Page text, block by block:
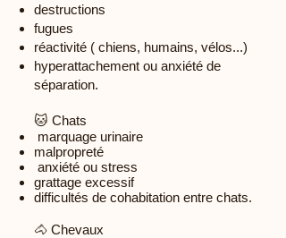
destructions
fugues
réactivité ( chiens, humains, vélos...)
hyperattachement ou anxiété de
séparation.
🐱 Chats
marquage urinaire
malpropreté
anxiété ou stress
grattage excessif
difficultés de cohabitation entre chats.
🐴 Chevaux